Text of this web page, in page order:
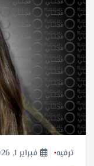
ترفيه فبراير 1, 2026